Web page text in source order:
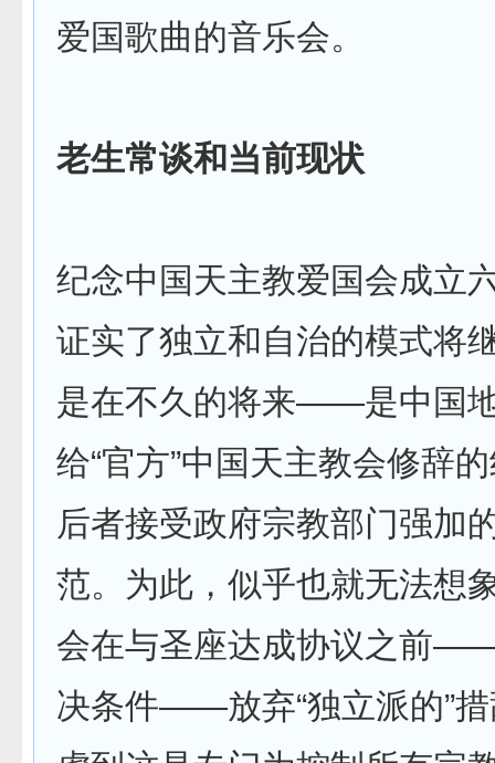
爱国歌曲的音乐会。
老生常谈和当前现状
纪念中国天主教爱国会成立
证实了独立和自治的模式
是在不久的将来——是中国
给“官方”中国天主教会修辞
后者接受政府宗教部门强加
范。为此，似乎也就无法想
会在与圣座达成协议之前
决条件——放弃“独立派的”